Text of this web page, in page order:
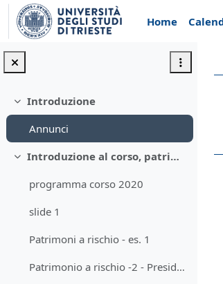
Vai al contenuto principale
Home
Minimizza
Introduzione
Annunci
Minimizza
Introduzione al corso, patrimonio & heritage
programma corso 2020
slide 1
Patrimoni a rischio - es. 1
Patrimonio a rischio -2 - Presidio slow food